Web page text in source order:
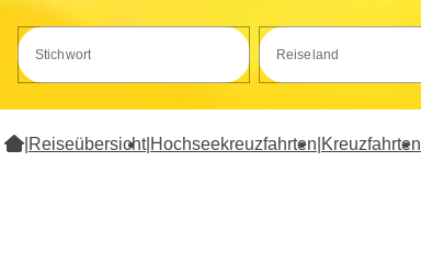
Stichwort Reiseland
Reiseübersicht| Hochseekreuzfahrten Kreuzfahrten